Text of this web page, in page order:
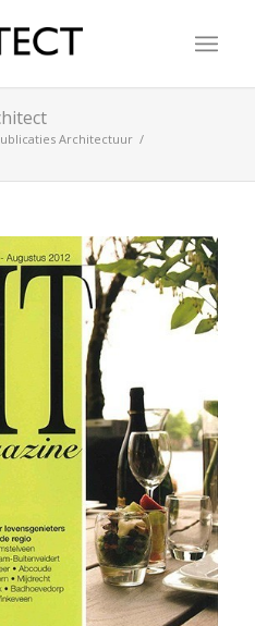
Architectuur /